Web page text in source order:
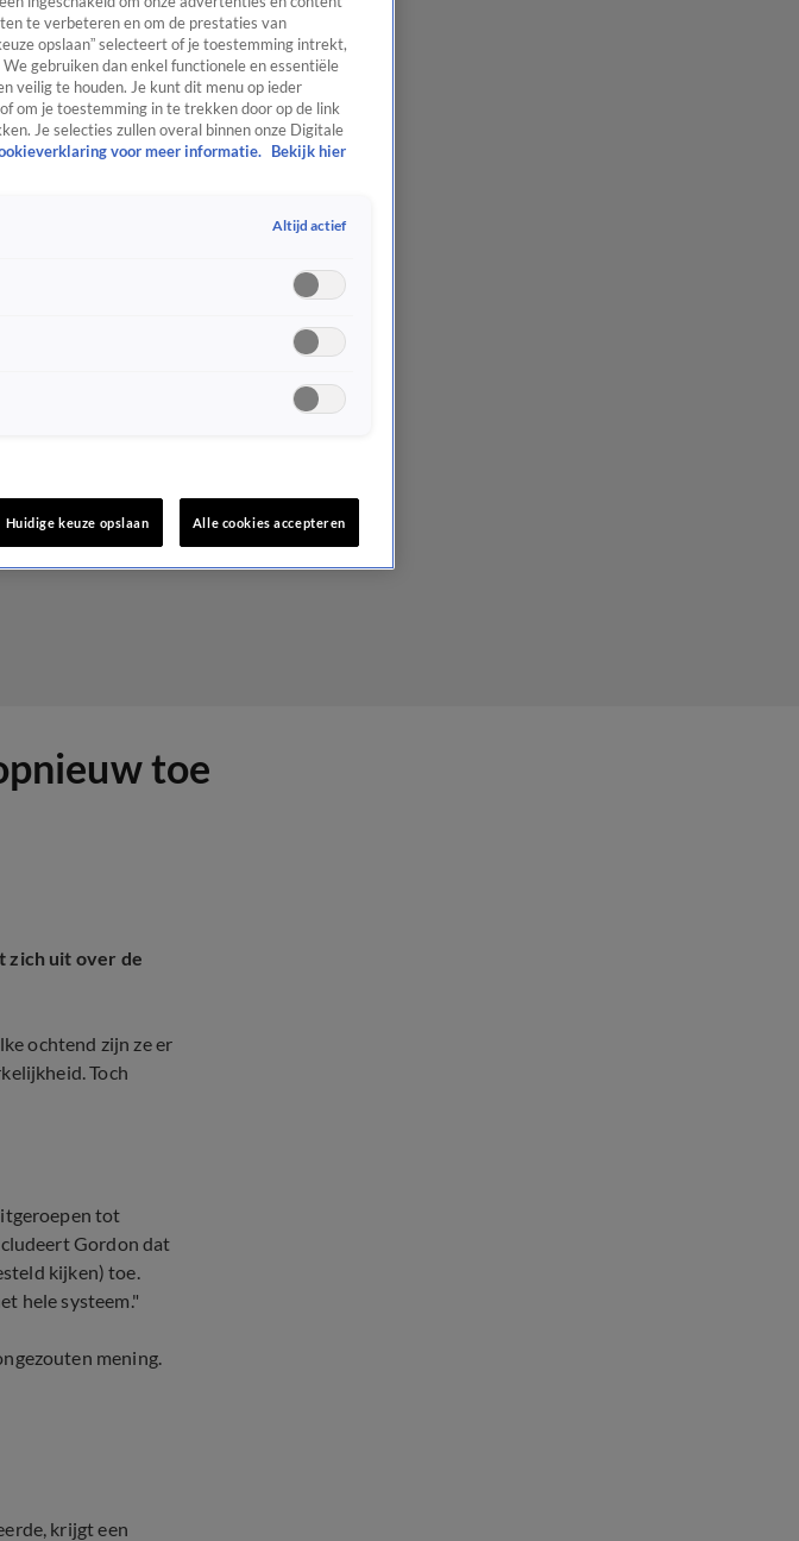
toe
zich uit over de
ochtend zijn ze er
Toch
tot
Gordon dat
kijken) toe.
hele systeem."
mening.
krijgt een
te verbeteren en om de prestaties van
opslaan” selecteert of je toestemming intrekt,
gebruiken dan enkel functionele en essentiële
veilig te houden. Je kunt dit menu op ieder
om je toestemming in te trekken door op de link
Je selecties zullen overal binnen onze Digitale
voor meer informatie.
Bekijk hier
Altijd actief
Huidige keuze opslaan Alle cookies accepteren